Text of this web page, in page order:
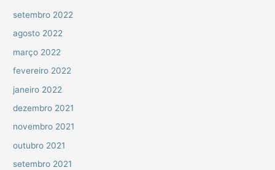
setembro 2022
agosto 2022
março 2022
fevereiro 2022
janeiro 2022
dezembro 2021
novembro 2021
outubro 2021
setembro 2021